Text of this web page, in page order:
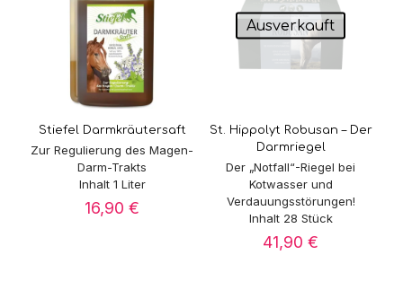
Stiefel Darmkräutersaft
Zur Regulierung des Magen-
Darm-Trakts
Inhalt 1 Liter
16,90€
Ausverkauft
St. Hippolyt Robusan – Der
Darmriegel
Der „Notfall“-Riegel bei
Kotwasser und
Verdauungsstörungen!
Inhalt 28 Stück
41,90€